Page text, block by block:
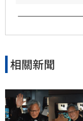
相關新聞